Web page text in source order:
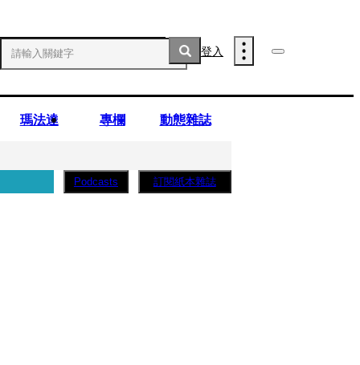
登入
瑪法達 專欄 動態雜誌
Podcasts 訂閱紙本雜誌